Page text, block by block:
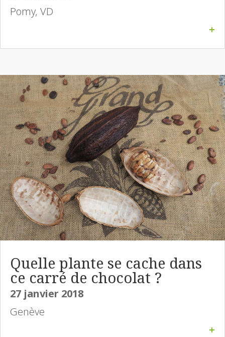
Pomy, VD
+
Quelle plante se cache dans
ce carré de chocolat ?
27 janvier 2018
Genève
+